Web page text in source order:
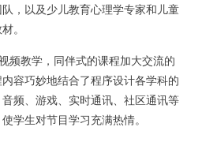
，以及少儿教育心理学专家和儿童
。
教学，同伴式的课程加大交流的
容巧妙地结合了程序设计各学科的
频、游戏、实时通讯、社区通讯等
学生对节目学习充满热情。